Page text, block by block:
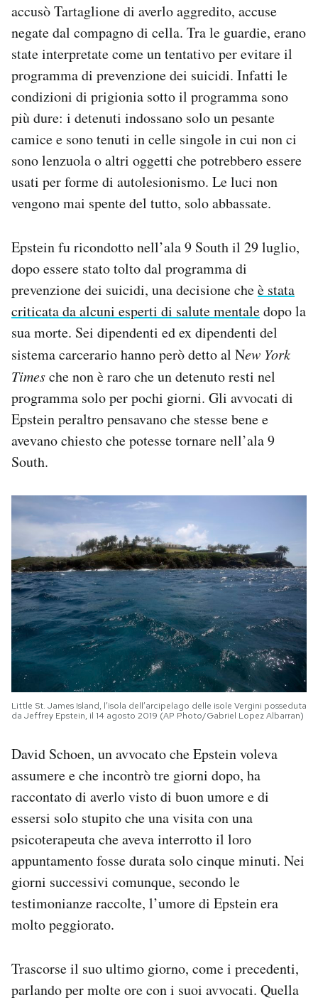
accusò Tartaglione di averlo aggredito, accuse
negate dal compagno di cella. Tra le guardie, erano
state interpretate come un tentativo per evitare il
programma di prevenzione dei suicidi. Infatti le
condizioni di prigionia sotto il programma sono
più dure: i detenuti indossano solo un pesante
camice e sono tenuti in celle singole in cui non ci
sono lenzuola o altri oggetti che potrebbero essere
usati per forme di autolesionismo. Le luci non
vengono mai spente del tutto, solo abbassate.
Epstein fu ricondotto nell’ala 9 South il 29 luglio,
dopo essere stato tolto dal programma di
prevenzione dei suicidi, una decisione cheè stata
criticata da alcuni esperti di salute mentaledopo la
sua morte. Sei dipendenti ed ex dipendenti del
sistema carcerario hanno però detto al New York
Timesche non è raro che un detenuto resti nel
programma solo per pochi giorni. Gli avvocati di
Epstein peraltro pensavano che stesse bene e
avevano chiesto che potesse tornare nell’ala 9
South.
Little St. James Island, l’isola dell’arcipelago delle isole Vergini posseduta
da Jeffrey Epstein, il 14 agosto 2019 (AP Photo/Gabriel Lopez Albarran)
David Schoen, un avvocato che Epstein voleva
assumere e che incontrò tre giorni dopo, ha
raccontato di averlo visto di buon umore e di
essersi solo stupito che una visita con una
psicoterapeuta che aveva interrotto il loro
appuntamento fosse durata solo cinque minuti. Nei
giorni successivi comunque, secondo le
testimonianze raccolte, l’umore di Epstein era
molto peggiorato.
Trascorse il suo ultimo giorno, come i precedenti,
parlando per molte ore con i suoi avvocati. Quella